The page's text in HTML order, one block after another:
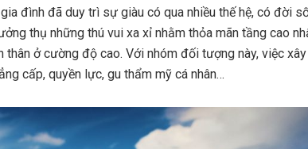
đình đã duy trì sự giàu có qua nhiều thế hệ, có đời
thụ những thú vui xa xỉ nhằm thỏa mãn tầng cao
ở cường độ cao. Với nhóm đối tượng này, việc xây
cấp, quyền lực, gu thẩm mỹ cá nhân…